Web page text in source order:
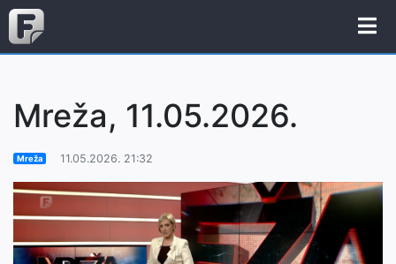
Mreža, 11.05.2026.
Mreža 11.05.2026. 21:32